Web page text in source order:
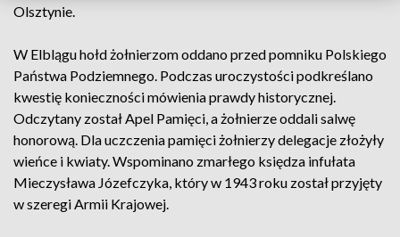
Olsztynie.
W Elblągu hołd żołnierzom oddano przed pomniku Polskiego
Państwa Podziemnego. Podczas uroczystości podkreślano
kwestię konieczności mówienia prawdy historycznej.
Odczytany został Apel Pamięci, a żołnierze oddali salwę
honorową. Dla uczczenia pamięci żołnierzy delegacje złożyły
wieńce i kwiaty. Wspominano zmarłego księdza infułata
Mieczysława Józefczyka, który w 1943 roku został przyjęty
w szeregi Armii Krajowej.